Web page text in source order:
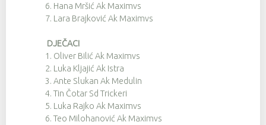
6. Hana Mršić Ak Maximvs
7. Lara Brajković Ak Maximvs
DJEČACI
1. Oliver Bilić Ak Maximvs
2. Luka Kljajić Ak Istra
3. Ante Slukan Ak Medulin
4. Tin Čotar Sd Trickeri
5. Luka Rajko Ak Maximvs
6. Teo Milohanović Ak Maximvs